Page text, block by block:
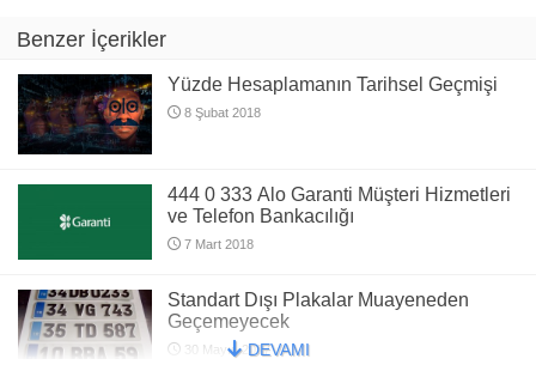
Benzer İçerikler
Yüzde Hesaplamanın Tarihsel Geçmişi
8 Şubat 2018
444 0 333 Alo Garanti Müşteri Hizmetleri
ve Telefon Bankacılığı
7 Mart 2018
Standart Dışı Plakalar Muayeneden
Geçemeyecek
30 Mayıs 2017DEVAMI